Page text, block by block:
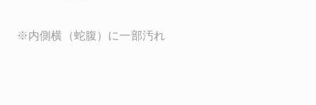
※内側横（蛇腹）に一部汚れ